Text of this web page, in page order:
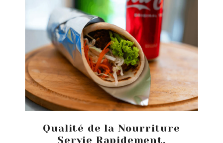
Qualité de la Nourriture
Servie Rapidement.